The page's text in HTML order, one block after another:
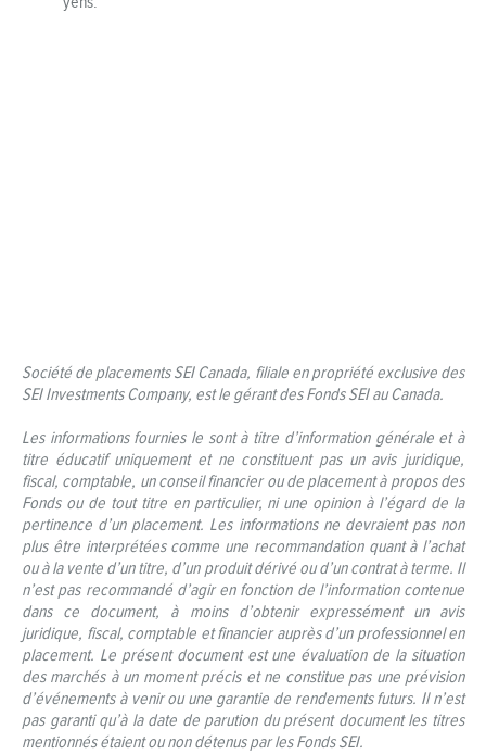
Société de placements SEI Canada, filiale en propriété exclusive des
SEI Investments Company, est le gérant des Fonds SEI au Canada.
Les informations fournies le sont à titre d’information générale et à
titre éducatif uniquement et ne constituent pas un avis juridique,
fiscal, comptable, un conseil financier ou de placement à propos des
Fonds ou de tout titre en particulier, ni une opinion à l’égard de la
pertinence d’un placement. Les informations ne devraient pas non
plus être interprétées comme une recommandation quant à l’achat
ou à la vente d’un titre, d’un produit dérivé ou d’un contrat à terme. Il
n’est pas recommandé d’agir en fonction de l’information contenue
dans ce document, à moins d’obtenir expressément un avis
juridique, fiscal, comptable et financier auprès d’un professionnel en
placement. Le présent document est une évaluation de la situation
des marchés à un moment précis et ne constitue pas une prévision
d’événements à venir ou une garantie de rendements futurs. Il n’est
pas garanti qu’à la date de parution du présent document les titres
mentionnés étaient ou non détenus par les Fonds SEI.